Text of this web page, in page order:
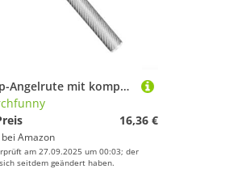
Teleskop-Angelrute mit kompaktem Design und mehreren Längenoptionen für verschiedene Angelumgebungen und Bedingungen (1,65 m Silber)
16,36 €
Amazon
am 27.09.2025 um 00:03; der
seitdem geändert haben.